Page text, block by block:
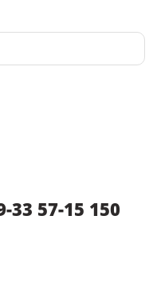
57-15 150